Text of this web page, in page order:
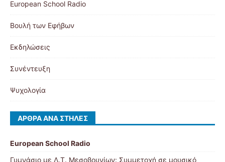
European School Radio
Βουλή των Εφήβων
Εκδηλώσεις
Συνέντευξη
Ψυχολογία
ΆΡΘΡΑ ΑΝΆ ΣΤΉΛΕΣ
European School Radio
Γυμνάσιο με Λ.Τ. Μεσοβουνίων: Συμμετοχή σε μουσικό